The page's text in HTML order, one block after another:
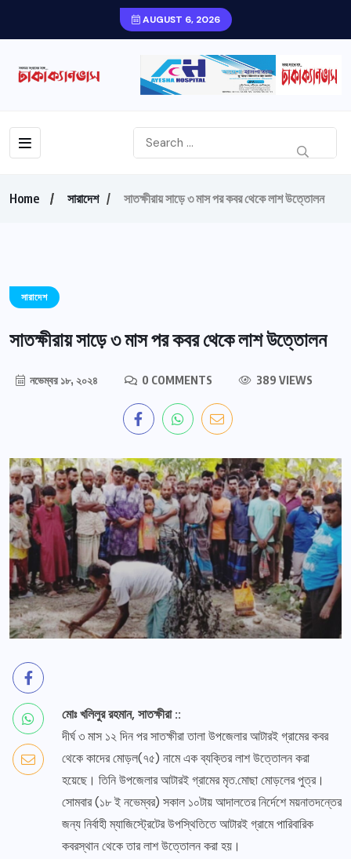
AUGUST 6, 2026
Home সারাদেশ সাতক্ষীরায় সাড়ে ৩ মাস পর কবর থেকে লাশ উত্তোলন
সারাদেশ
সাতক্ষীরায় সাড়ে ৩ মাস পর কবর থেকে লাশ উত্তোলন
নভেম্বর ১৮, ২০২৪ 0 COMMENTS 389 VIEWS
মোঃ খলিলুর রহমান, সাতক্ষীরা ::
দীর্ঘ ৩ মাস ১২ দিন পর সাতক্ষীরা তালা উপজেলার আটারই গ্রামের কবর
থেকে কাদের মোড়ল(৭৫) নামে এক ব্যক্তির লাশ উত্তোলন করা
হয়েছে। তিনি উপজেলার আটারই গ্রামের মৃত.মোছা মোড়লের পুত্র।
সোমবার (১৮ ই নভেম্বর) সকাল ১০টায় আদালতের নির্দেশে ময়নাতদন্তের
জন্য নির্বাহী ম্যাজিস্ট্রেটের উপস্থিতিতে আটারই গ্রামে পারিবারিক
কবরস্থান থেকে তার লাশ উত্তোলন করা হয়।